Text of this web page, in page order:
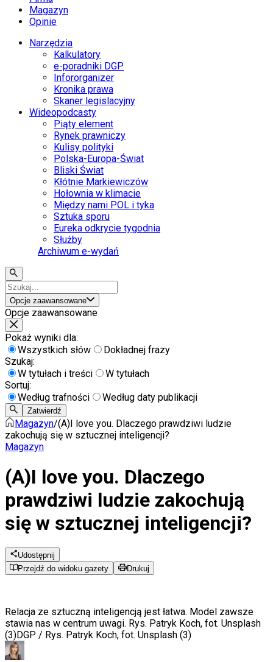
Magazyn
Opinie
Narzędzia
Kalkulatory
e-poradniki DGP
Infororganizer
Kronika prawa
Skaner legislacyjny
Wideopodcasty
Piąty element
Rynek prawniczy
Kulisy polityki
Polska-Europa-Świat
Bliski Świat
Kłótnie Markiewiczów
Hołownia w klimacie
Między nami POL i tyka
Sztuka sporu
Eureka odkrycie tygodnia
Służby
Archiwum e-wydań
Opcje zaawansowane
Opcje zaawansowane
Pokaż wyniki dla:
Wszystkich słów
Dokładnej frazy
Szukaj:
W tytułach i treści
W tytułach
Sortuj:
Według trafności
Według daty publikacji
Zatwierdź
Magazyn/(A)I love you. Dlaczego prawdziwi ludzie
zakochują się w sztucznej inteligencji?
Magazyn
(A)I love you. Dlaczego
prawdziwi ludzie zakochują
się w sztucznej inteligencji?
Udostępnij
Przejdź do widoku gazety
Drukuj
Relacja ze sztuczną inteligencją jest łatwa. Model zawsze
stawia nas w centrum uwagi. Rys. Patryk Koch, fot. Unsplash
(3)DGP / Rys. Patryk Koch, fot. Unsplash (3)